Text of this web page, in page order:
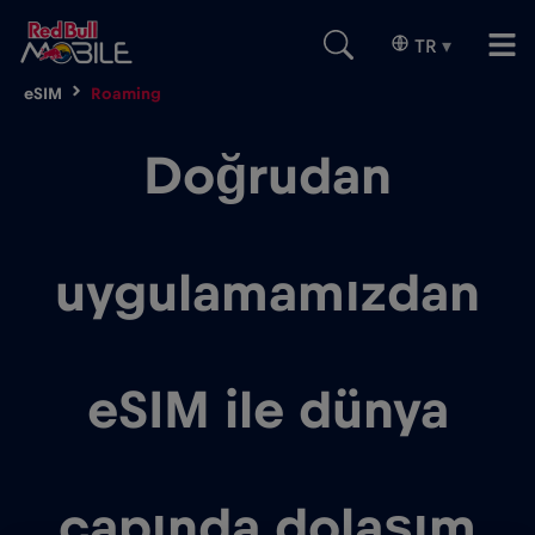
TR ▾
eSIM Roaming
Doğrudan
uygulamamızdan
eSIM ile dünya